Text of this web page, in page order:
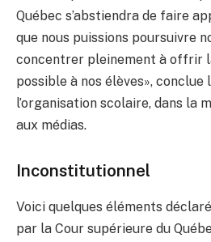
Québec s’abstiendra de faire
que nous puissions poursuivre
concentrer pleinement à offrir
possible à nos élèves», conclue
l’organisation scolaire, dans la
aux médias.
Inconstitutionnel
Voici quelques éléments
par la Cour supérieure du